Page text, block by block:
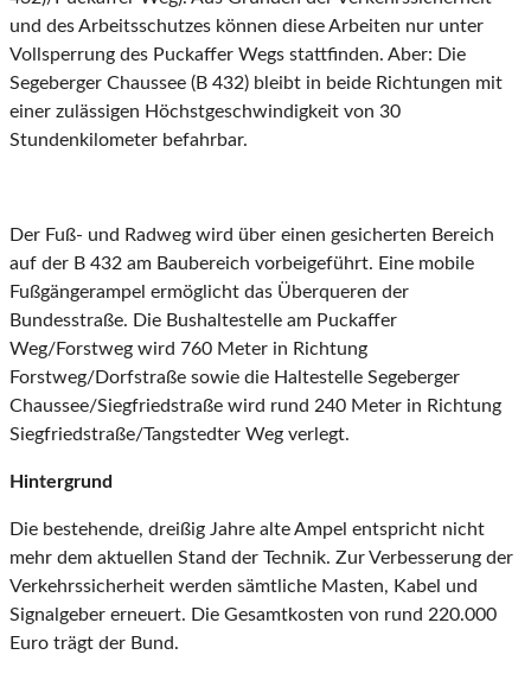
und des Arbeitsschutzes können diese Arbeiten nur unter
Vollsperrung des Puckaffer Wegs stattfinden. Aber: Die
Segeberger Chaussee (B 432) bleibt in beide Richtungen mit
einer zulässigen Höchstgeschwindigkeit von 30
Stundenkilometer befahrbar.
Der Fuß- und Radweg wird über einen gesicherten Bereich
auf der B 432 am Baubereich vorbeigeführt. Eine mobile
Fußgängerampel ermöglicht das Überqueren der
Bundesstraße. Die Bushaltestelle am Puckaffer
Weg/Forstweg wird 760 Meter in Richtung
Forstweg/Dorfstraße sowie die Haltestelle Segeberger
Chaussee/Siegfriedstraße wird rund 240 Meter in Richtung
Siegfriedstraße/Tangstedter Weg verlegt.
Hintergrund
Die bestehende, dreißig Jahre alte Ampel entspricht nicht
mehr dem aktuellen Stand der Technik. Zur Verbesserung der
Verkehrssicherheit werden sämtliche Masten, Kabel und
Signalgeber erneuert. Die Gesamtkosten von rund 220.000
Euro trägt der Bund.